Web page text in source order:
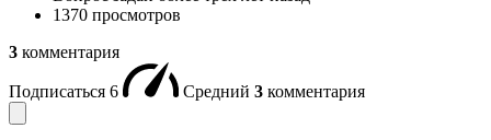
1370 просмотров
3 комментария
Подписаться 6 Средний 3 комментария